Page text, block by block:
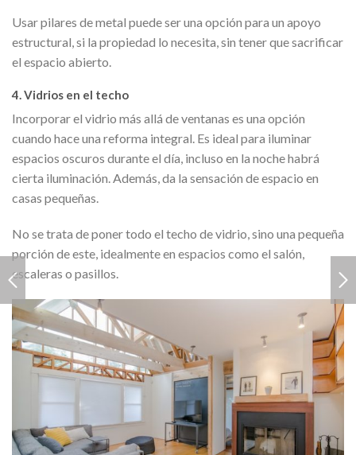
Usar pilares de metal puede ser una opción para un apoyo
estructural, si la propiedad lo necesita, sin tener que sacrificar
el espacio abierto.
4. Vidrios en el techo
Incorporar el vidrio más allá de ventanas es una opción
cuando hace una reforma integral. Es ideal para iluminar
espacios oscuros durante el día, incluso en la noche habrá
cierta iluminación. Además, da la sensación de espacio en
casas pequeñas.
No se trata de poner todo el techo de vidrio, sino una pequeña
porción de este, idealmente en espacios como el salón,
escaleras o pasillos.